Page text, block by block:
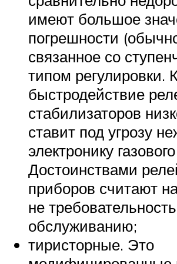
имеют большое
погрешности
связанное со
типом регулировки.
быстродействие
стабилизаторов
ставит под угрозу
электронику
Достоинствами
приборов считают
не
обслуживанию;
тиристорные. Это